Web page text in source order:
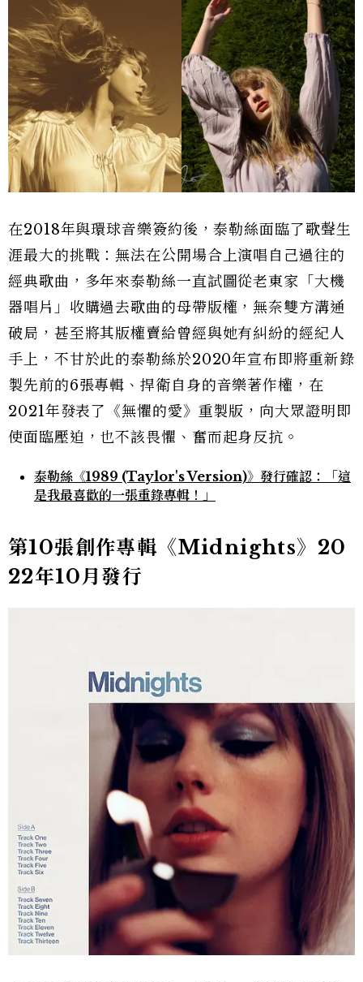
在2018年與環球音樂簽約後，泰勒絲面臨了歌聲生
涯最大的挑戰：無法在公開場合上演唱自己過往的
經典歌曲，多年來泰勒絲一直試圖從老東家「大機
器唱片」收購過去歌曲的母帶版權，無奈雙方溝通
破局，甚至將其版權賣給曾經與她有糾紛的經紀人
手上，不甘於此的泰勒絲於2020年宣布即將重新錄
製先前的6張專輯、捍衛自身的音樂著作權，在
2021年發表了《無懼的愛》重製版，向大眾證明即
使面臨壓迫，也不該畏懼、奮而起身反抗。
泰勒絲《1989 (Taylor's Version)》發行確認：「這
是我最喜歡的一張重錄專輯！」
第10張創作專輯《Midnights》20
22年10月發行